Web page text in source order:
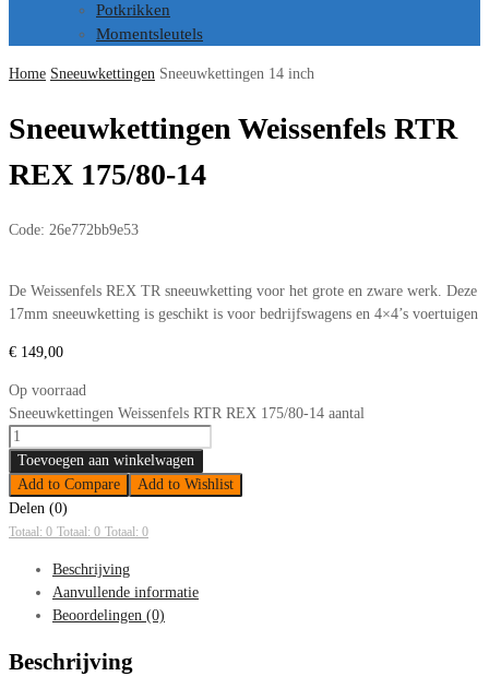
Potkrikken
Momentsleutels
Home Sneeuwkettingen Sneeuwkettingen 14 inch
Sneeuwkettingen Weissenfels RTR
REX 175/80-14
Code: 26e772bb9e53
De Weissenfels REX TR sneeuwketting voor het grote en zware werk. Deze
17mm sneeuwketting is geschikt is voor bedrijfswagens en 4×4’s voertuigen
€ 149,00
Op voorraad
Sneeuwkettingen Weissenfels RTR REX 175/80-14 aantal
Toevoegen aan winkelwagen
Add to Compare
Add to Wishlist
Delen (0)
Totaal: 0 Totaal: 0 Totaal: 0
Beschrijving
Aanvullende informatie
Beoordelingen (0)
Beschrijving